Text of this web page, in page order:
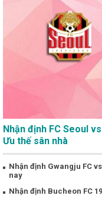
Nhận định FC Seoul
Ưu thế sân nhà
Nhận định Gwangju FC
nay
Nhận định Bucheon FC